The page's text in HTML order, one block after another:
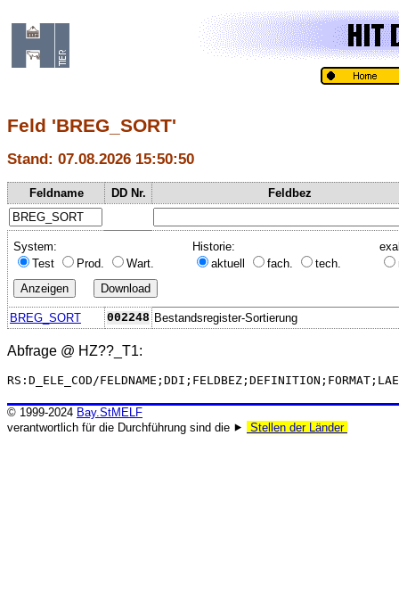
Feld 'BREG_SORT'
Stand: 07.08.2026 15:50:50
Feldname DD Nr. Feldbez
System:
Test
Prod. Wart.
Historie:
aktuell
fach. tech.
BREG_SORT 002248 Bestandsregister-Sortierung
Abfrage @ HZ??_T1:
RS:D_ELE_COD/
© 1999-2024 Bay.StMELF
verantwortlich für die Durchführung sind die ⯈
Stellen der Länder